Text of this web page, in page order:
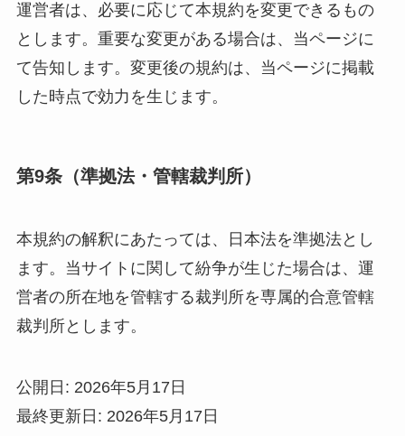
運営者は、必要に応じて本規約を変更できるもの
とします。重要な変更がある場合は、当ページに
て告知します。変更後の規約は、当ページに掲載
した時点で効力を生じます。
第9条（準拠法・管轄裁判所）
本規約の解釈にあたっては、日本法を準拠法とし
ます。当サイトに関して紛争が生じた場合は、運
営者の所在地を管轄する裁判所を専属的合意管轄
裁判所とします。
公開日: 2026年5月17日
最終更新日: 2026年5月17日